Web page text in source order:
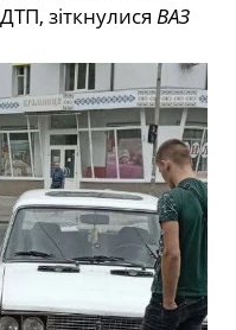
зіткнулися ВАЗ